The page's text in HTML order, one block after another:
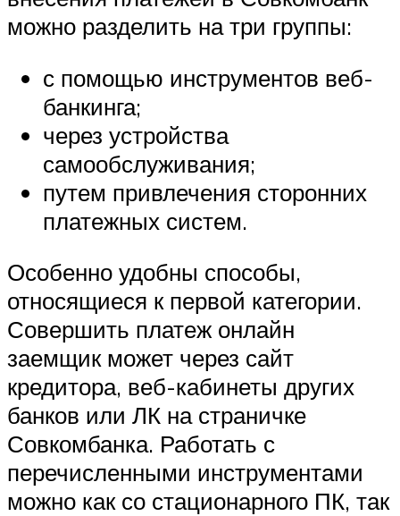
можно разделить на три группы:
с помощью инструментов веб-
банкинга;
через устройства
самообслуживания;
путем привлечения сторонних
платежных систем.
Особенно удобны способы,
относящиеся к первой категории.
Совершить платеж онлайн
заемщик может через сайт
кредитора, веб-кабинеты других
банков или ЛК на страничке
Совкомбанка. Работать с
перечисленными инструментами
можно как со стационарного ПК, так